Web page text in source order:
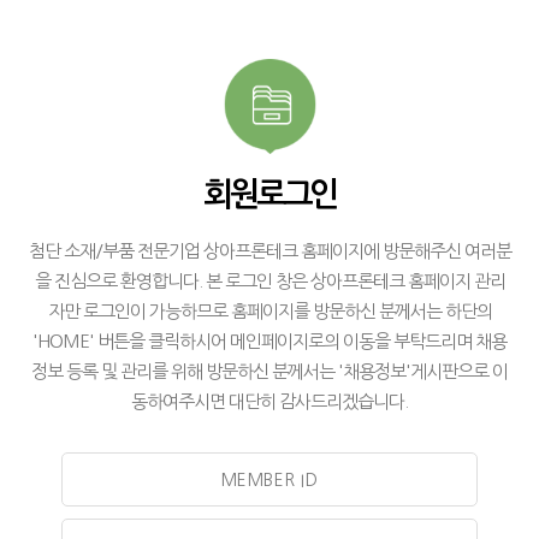
회원로그인
첨단 소재/부품 전문기업 상아프론테크 홈페이지에 방문해주신 여러분
을 진심으로 환영합니다. 본 로그인 창은 상아프론테크 홈페이지 관리
자만 로그인이 가능하므로 홈페이지를 방문하신 분께서는 하단의
'HOME' 버튼을 클릭하시어 메인페이지로의 이동을 부탁드리며 채용
정보 등록 및 관리를 위해 방문하신 분께서는 '채용정보'게시판으로 이
동하여주시면 대단히 감사드리겠습니다.